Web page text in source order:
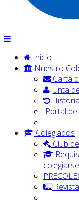
Inicio
Nuestro
Carta
Junta
Historia
Portal
Colegiados
Club
colegiarse